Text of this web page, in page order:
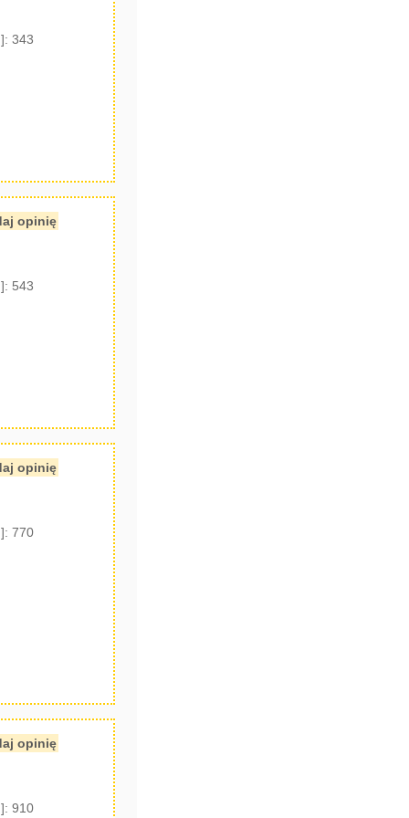
343
opinię
543
opinię
770
opinię
910